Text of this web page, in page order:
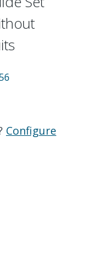
Configure